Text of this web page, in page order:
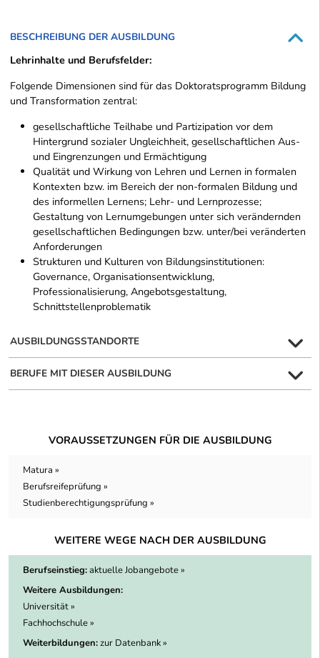
BESCHREIBUNG DER AUSBILDUNG
Lehrinhalte und Berufsfelder:
Folgende Dimensionen sind für das Doktoratsprogramm Bildung
und Transformation zentral:
gesellschaftliche Teilhabe und Partizipation vor dem
Hintergrund sozialer Ungleichheit, gesellschaftlichen Aus-
und Eingrenzungen und Ermächtigung
Qualität und Wirkung von Lehren und Lernen in formalen
Kontexten bzw. im Bereich der non-formalen Bildung und
des informellen Lernens; Lehr- und Lernprozesse;
Gestaltung von Lernumgebungen unter sich verändernden
gesellschaftlichen Bedingungen bzw. unter/bei veränderten
Anforderungen
Strukturen und Kulturen von Bildungsinstitutionen:
Governance, Organisationsentwicklung,
Professionalisierung, Angebotsgestaltung,
Schnittstellenproblematik
AUSBILDUNGSSTANDORTE
BERUFE MIT DIESER AUSBILDUNG
VORAUSSETZUNGEN FÜR DIE AUSBILDUNG
Matura »
Berufsreifeprüfung »
Studienberechtigungsprüfung »
WEITERE WEGE NACH DER AUSBILDUNG
Berufseinstieg:aktuelle Jobangebote »
Weitere Ausbildungen:
Universität »
Fachhochschule »
Weiterbildungen:zur Datenbank »